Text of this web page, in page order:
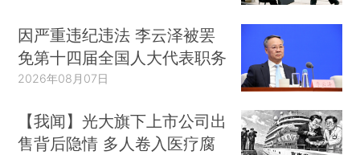
因严重违纪违法 李云泽被罢
免第十四届全国人大代表职务
2026年08月07日
【我闻】光大旗下上市公司出
售背后隐情 多人卷入医疗腐